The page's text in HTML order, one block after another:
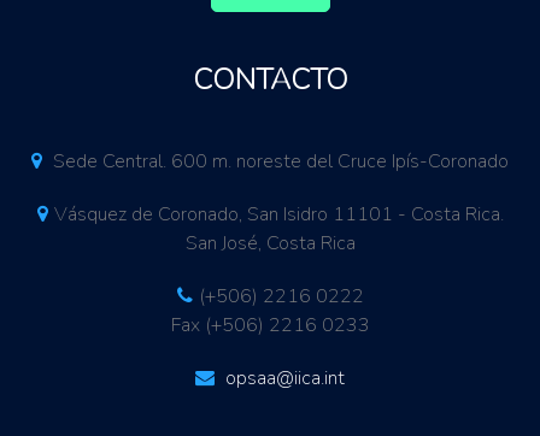
CONTACTO
Sede Central. 600 m. noreste del Cruce Ipís-Coronado
Vásquez de Coronado, San Isidro 11101 - Costa Rica.
San José, Costa Rica
(+506) 2216 0222
Fax (+506) 2216 0233
opsaa@iica.int